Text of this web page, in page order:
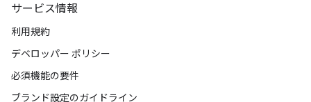
サービス情報
利用規約
デベロッパー ポリシー
必須機能の要件
ブランド設定のガイドライン